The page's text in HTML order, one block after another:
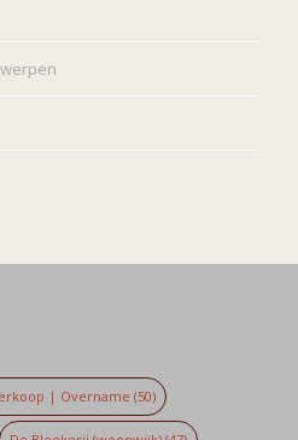
| Overname (50)